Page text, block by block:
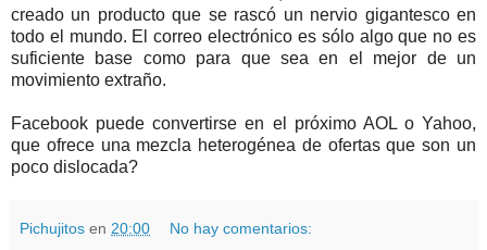
creado un producto que se rascó un nervio gigantesco en
todo el mundo. El correo electrónico es sólo algo que no es
suficiente base como para que sea en el mejor de un
movimiento extraño.
Facebook puede convertirse en el próximo AOL o Yahoo,
que ofrece una mezcla heterogénea de ofertas que son un
poco dislocada?
Pichujitos en 20:00 No hay comentarios: